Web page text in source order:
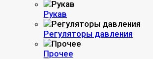
Рукав
Регуляторы давления
Прочее